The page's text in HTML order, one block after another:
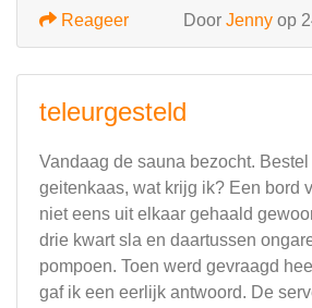
Door Jenny op
Reageer
teleurgesteld
Vandaag de sauna bezocht.
geitenkaas, wat krijg ik? Een bord
niet eens uit elkaar gehaald
drie kwart sla en daartussen
pompoen. Toen werd gevraagd
gaf ik een eerlijk antwoord. De